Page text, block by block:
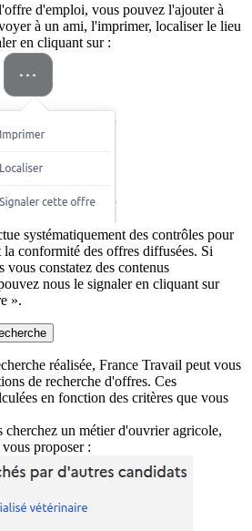
d'emploi, vous pouvez l'ajouter à
à un ami, l'imprimer, localiser le lieu
en cliquant sur :
systématiquement des contrôles pour
conformité des offres diffusées. Si
vous constatez des contenus
nous le signaler en cliquant sur
».
réalisée, France Travail peut vous
de recherche d'offres. Ces
en fonction des critères que vous
cherchez un métier d'ouvrier agricole,
proposer :